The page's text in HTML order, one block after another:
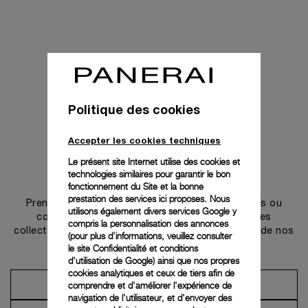
Prendre contact
Prenez rendez-vous dans l’une de nos boutiques ou
contactez notre conciergerie pour découvrir les
collections et bénéficier des conseils ou services de nos
ambassadeurs.
Prendre un rendez-vous
Politique des cookies
Accepter les cookies techniques
Le présent site Internet utilise des cookies et
technologies similaires pour garantir le bon
fonctionnement du Site et la bonne
prestation des services ici proposes. Nous
utilisons également divers services Google y
compris la personnalisation des annonces
(pour plus d'informations, veuillez consulter
le site Confidentialité et conditions
d'utilisation de Google) ainsi que nos propres
cookies analytiques et ceux de tiers afin de
comprendre et d'améliorer l'expérience de
navigation de l'utilisateur, et d'envoyer des